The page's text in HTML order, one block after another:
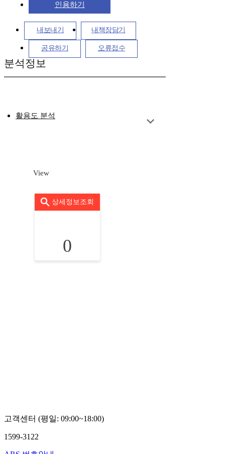
인용하기
내보내기 내책장담기
공유하기 오류접수
분석정보
활용도 분석
View
상세정보조회
0
고객센터 (평일: 09:00~18:00)
1599-3122